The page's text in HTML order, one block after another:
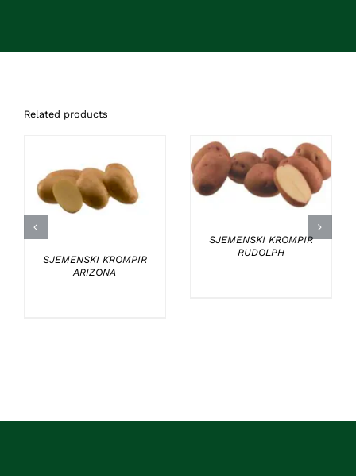
Related products
DETAILS
SJEMENSKI KROMPIR
ARIZONA
DETAILS
SJEMENSKI KROMPIR
RUDOLPH